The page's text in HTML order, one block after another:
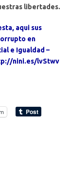
libertades.
aqui sus
en
e Igualdad –
nini.es/lvStwv